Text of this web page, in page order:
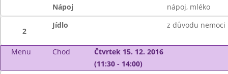
Nápoj
nápoj, mléko
2
Jídlo z důvodu nemoci
Menu Chod
Čtvrtek 15. 12. 2016
(11:30 - 14:00)